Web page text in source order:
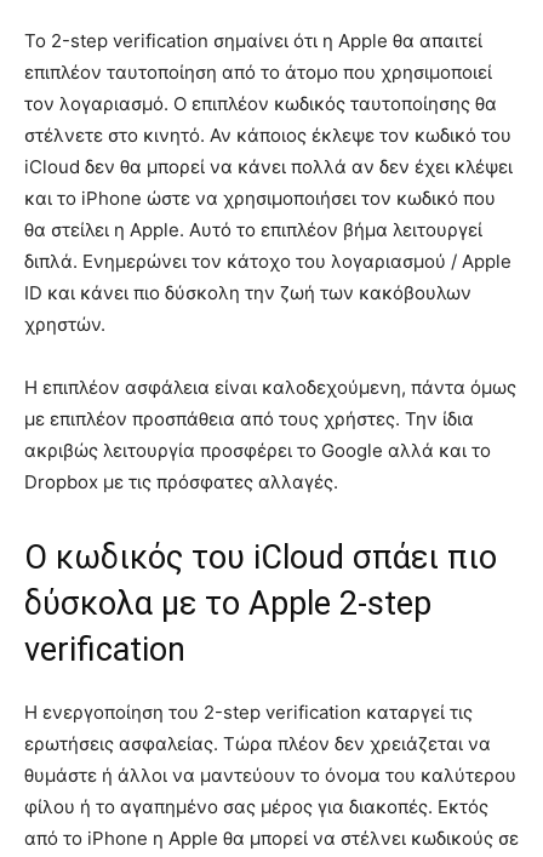
Το 2-step verification σημαίνει ότι η Apple θα απαιτεί
επιπλέον ταυτοποίηση από το άτομο που χρησιμοποιεί
τον λογαριασμό. Ο επιπλέον κωδικός ταυτοποίησης θα
στέλνετε στο κινητό. Αν κάποιος έκλεψε τον κωδικό του
iCloud δεν θα μπορεί να κάνει πολλά αν δεν έχει κλέψει
και το iPhone ώστε να χρησιμοποιήσει τον κωδικό που
θα στείλει η Apple. Αυτό το επιπλέον βήμα λειτουργεί
διπλά. Ενημερώνει τον κάτοχο του λογαριασμού / Apple
ID και κάνει πιο δύσκολη την ζωή των κακόβουλων
χρηστών.
Η επιπλέον ασφάλεια είναι καλοδεχούμενη, πάντα όμως
με επιπλέον προσπάθεια από τους χρήστες. Την ίδια
ακριβώς λειτουργία προσφέρει το Google αλλά και το
Dropbox με τις πρόσφατες αλλαγές.
Ο κωδικός του iCloud σπάει πιο
δύσκολα με το Apple 2-step
verification
Η ενεργοποίηση του 2-step verification καταργεί τις
ερωτήσεις ασφαλείας. Τώρα πλέον δεν χρειάζεται να
θυμάστε ή άλλοι να μαντεύουν το όνομα του καλύτερου
φίλου ή το αγαπημένο σας μέρος για διακοπές. Εκτός
από το iPhone η Apple θα μπορεί να στέλνει κωδικούς σε